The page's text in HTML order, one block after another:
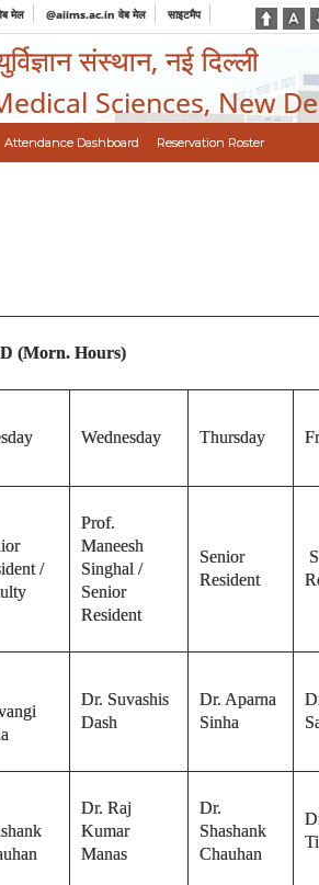
मेल @aiims.ac.in वेब मेल साइटमैप
संस्थान, नई दिल्ली
Sciences, New
Attendance Dashboard Reservation Roster
(Morn. Hours)
Wednesday Thursday
/
Prof.
Maneesh
Singhal /
Senior
Resident
Senior
Resident
Dr. Suvashis
Dash
Dr. Aparna
Sinha
Dr. Raj
Kumar
Manas
Dr.
Shashank
Chauhan